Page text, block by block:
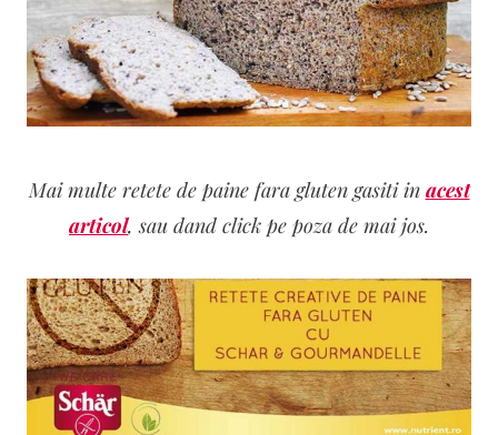
Mai multe retete de paine fara gluten gasiti in acest
articol, sau dand click pe poza de mai jos.